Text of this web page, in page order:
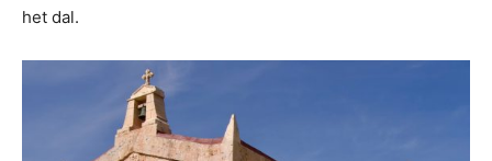
het dal.